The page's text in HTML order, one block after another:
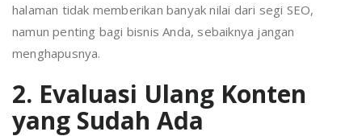
halaman tidak memberikan banyak nilai dari segi SEO,
namun penting bagi bisnis Anda, sebaiknya jangan
menghapusnya.
2. Evaluasi Ulang Konten
yang Sudah Ada